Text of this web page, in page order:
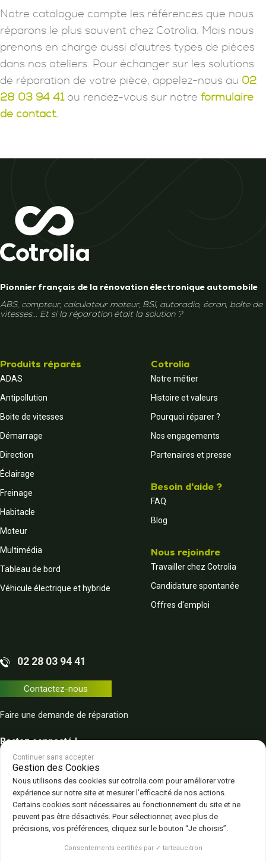
Notre catalogue compte les références que nous
réparons le plus souvent chez Cotrolia. Mais nous
prenons en charge aussi d'autres types de pièces
dans nos ateliers. Pour échanger sur les solutions
de réparation de votre pièce, appelez-nous au 02
28 03 94 41ou rendez-vous sur notre formulaire
de contact.
Pionnier français de la rénovation électronique automobile
ABS, compteur, calculateur moteur, BSI, autoradio, écran, boîte de
vitesses... Et si la réparation était la solution ?
Produits réparés
ADAS
Antipollution
Boite de vitesses
Démarrage
Direction
Éclairage
Freinage
Habitacle
Moteur
Multimédia
Tableau de bord
Véhicule électrique et hybride
Cotrolia
Notre métier
Histoire et valeurs
Pourquoi réparer ?
Nos engagements
Partenaires et presse
Besoin d'aide ?
FAQ
Blog
Nous rejoindre
Travailler chez Cotrolia
Candidature spontanée
Offres d'emploi
02 28 03 94 41
Contactez-nous
Faire une demande de réparation
Restez connecté !
Plan du site Politique de confidentialité CGV – CGU Mentions légales
Gestion des cookies
Continuer sans accepter
Gestion des Cookies
Nous utilisons des cookies sur cotrolia.com pour améliorer votre
expérience sur notre site et mesurer l’efficacité de nos actions.
Certains cookies sont nécessaires au fonctionnement du site et ne
peuvent pas être désactivés. Pour sélectionner, avec plus de
précisions, vos préférences, cliquez sur le bouton “Je choisis”.
Consentements certifiés par ✓ tarteaucitron